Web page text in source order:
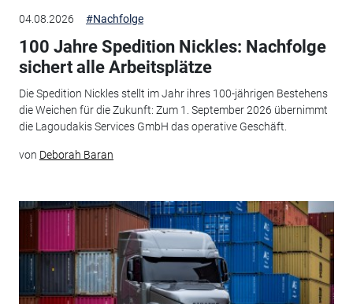
04.08.2026 #Nachfolge
100 Jahre Spedition Nickles: Nachfolge
sichert alle Arbeitsplätze
Die Spedition Nickles stellt im Jahr ihres 100-jährigen Bestehens
die Weichen für die Zukunft: Zum 1. September 2026 übernimmt
die Lagoudakis Services GmbH das operative Geschäft.
von Deborah Baran